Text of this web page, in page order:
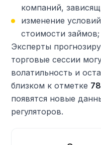
компаний,
изменение
стоимости займов;
Эксперты
торговые сессии
волатильность и
близком к отметке
появятся новые
регуляторов.